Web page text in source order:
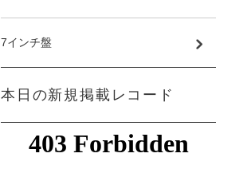
7インチ盤
本日の新規掲載レコード